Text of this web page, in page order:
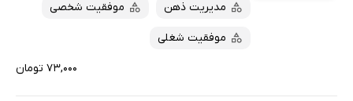
مدیریت ذهن موفقیت شخصی
موفقیت شغلی
۷۳,۰۰۰ تومان